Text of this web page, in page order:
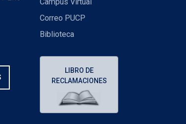
Correo PUCP
Biblioteca
LIBRO DE
RECLAMACIONES